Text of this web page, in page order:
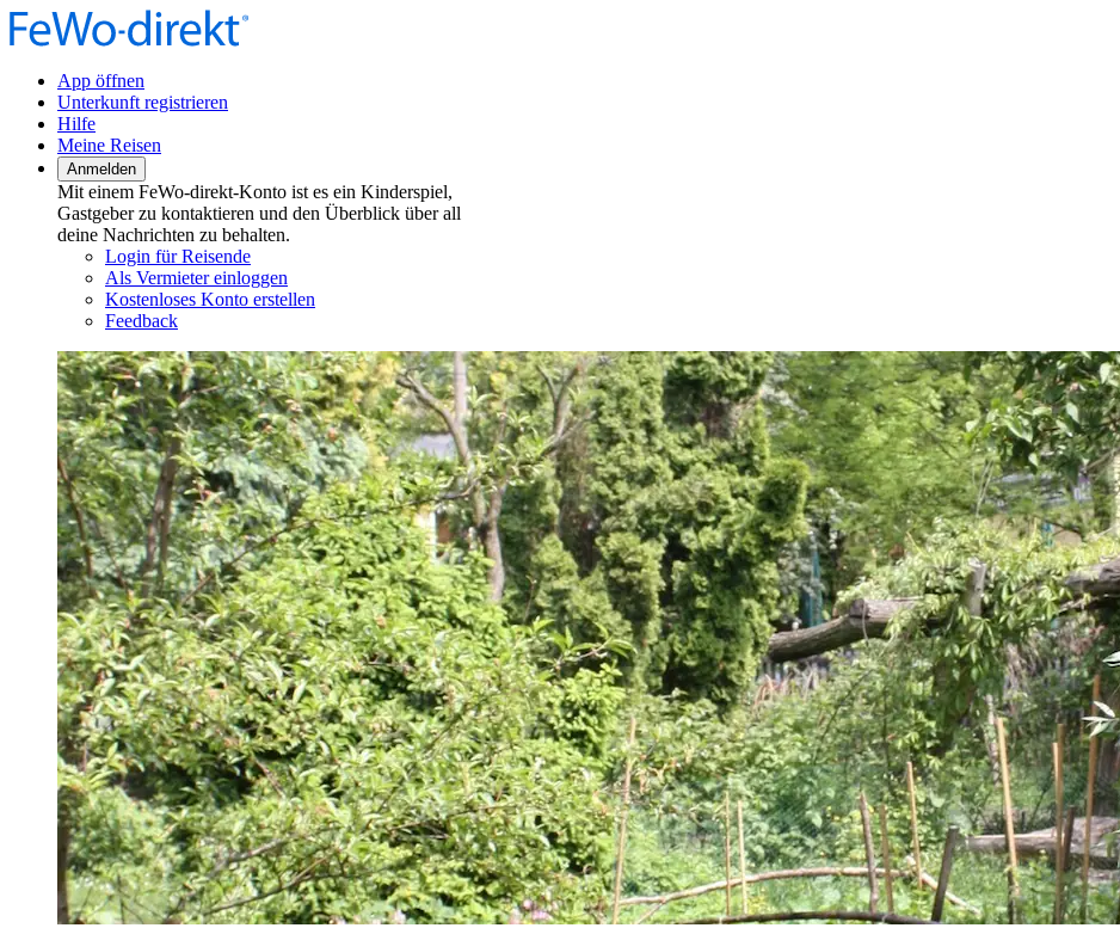
App öffnen
Unterkunft registrieren
Hilfe
Meine Reisen
Anmelden
Mit einem FeWo-direkt-Konto ist es ein Kinderspiel,
Gastgeber zu kontaktieren und den Überblick über all
deine Nachrichten zu behalten.
Login für Reisende
Als Vermieter einloggen
Kostenloses Konto erstellen
Feedback